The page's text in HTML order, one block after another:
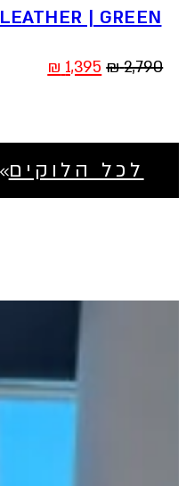
LEATHER | GREEN
2,790
₪ המחיר
2,790 ₪.
1,395
₪
1,395 ₪.
לכל הלוקים